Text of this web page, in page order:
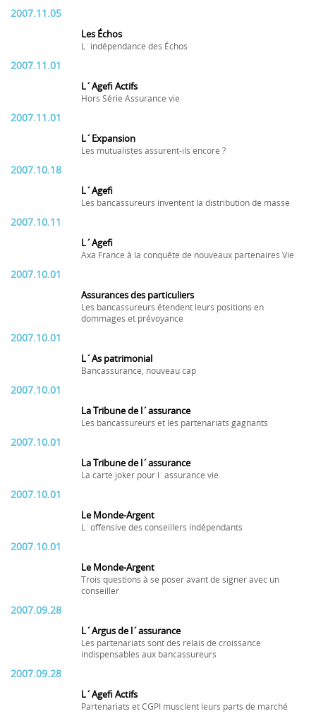
2007.11.05
Les Échos
L´indépendance des Échos
2007.11.01
L´Agefi Actifs
Hors Série Assurance vie
2007.11.01
L´Expansion
Les mutualistes assurent-ils encore ?
2007.10.18
L´Agefi
Les bancassureurs inventent la distribution de masse
2007.10.11
L´Agefi
Axa France à la conquête de nouveaux partenaires Vie
2007.10.01
Assurances des particuliers
Les bancassureurs étendent leurs positions en
dommages et prévoyance
2007.10.01
L´As patrimonial
Bancassurance, nouveau cap
2007.10.01
La Tribune de l´assurance
Les bancassureurs et les partenariats gagnants
2007.10.01
La Tribune de l´assurance
La carte joker pour l´assurance vie
2007.10.01
Le Monde-Argent
L´offensive des conseillers indépendants
2007.10.01
Le Monde-Argent
Trois questions à se poser avant de signer avec un
conseiller
2007.09.28
L´Argus de l´assurance
Les partenariats sont des relais de croissance
indispensables aux bancassureurs
2007.09.28
L´Agefi Actifs
Partenariats et CGPI musclent leurs parts de marché